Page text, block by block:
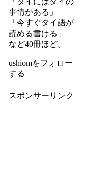
事情がある」
「今すぐタイ語が
読める書ける」
など40冊ほど。
ushiomをフォロー
する
スポンサーリンク